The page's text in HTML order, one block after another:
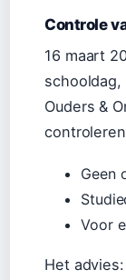
Controle
16 maart
Ouders &
Geen
Voor
Het